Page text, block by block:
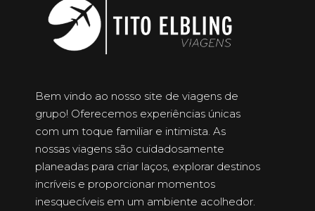
Bem vindo ao nosso site de viagens de
grupo! Oferecemos experiências únicas
com um toque familiar e intimista. As
nossas viagens são cuidadosamente
planeadas para criar laços, explorar destinos
incríveis e proporcionar momentos
inesquecíveis em um ambiente acolhedor.